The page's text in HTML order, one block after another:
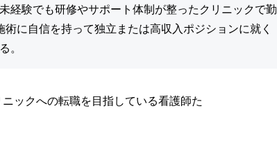
経験でも研修やサポート体制が整ったクリニックで勤
に自信を持って独立または高収入ポジションに就く
。